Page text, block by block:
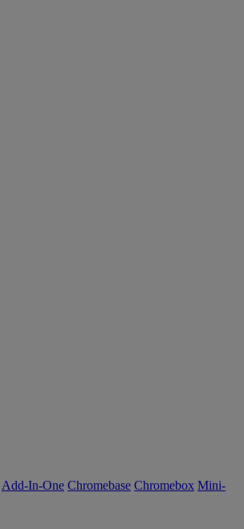
Add-In-One Chromebase Chromebox Mini-